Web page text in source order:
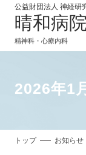
公益財団法人 神経研
晴和病院
精神科・心療内科
2026年1
トップ お知らせ